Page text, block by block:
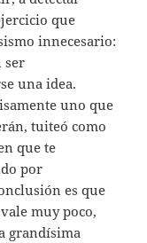
que
innecesario:
ser
una idea.
uno que
tuiteó como
que te
por
es que
muy poco,
grandísima